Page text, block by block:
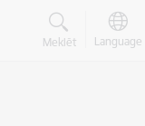
Meklēt Language